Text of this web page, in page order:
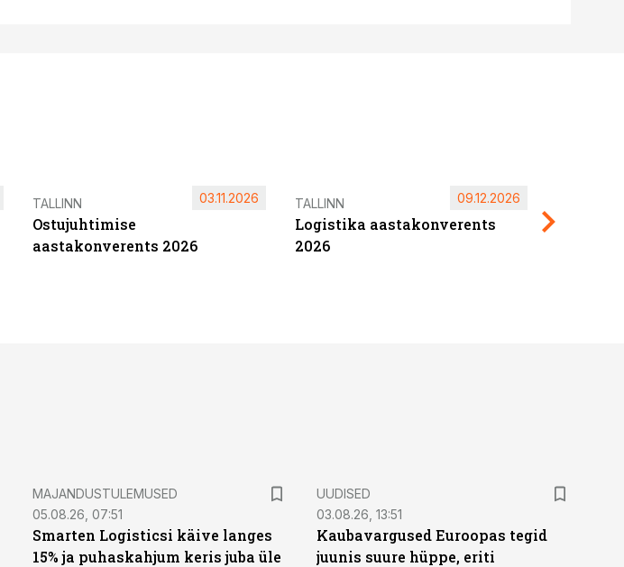
TALLINN
Ostujuhtimise
aastakonverents 2026
03.11.2026 TALLINN
Logistika aastakonverents
2026
09.12.2026
MAJANDUSTULEMUSED
05.08.26, 07:51
Smarten Logisticsi käive langes
15% ja puhaskahjum keris juba üle
UUDISED
03.08.26, 13:51
Kaubavargused Euroopas tegid
juunis suure hüppe, eriti